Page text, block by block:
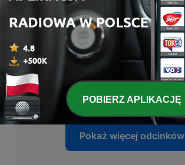
Niemiecka do kwadratu 11
14 sie 2022
10 Niemiecka do kwadratu 10
05 sie 2022
9 - Niemiecka do kwadratu 9
26 lis 2021
Pokaż więcej odcinków
POBIERZ APLIKACJĘ